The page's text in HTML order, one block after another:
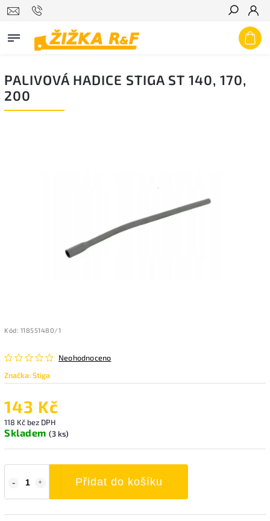
Hledat
PALIVOVÁ HADICE STIGA ST 140, 170,
200
Kód: 118551480/1
Neohodnoceno
Značka:Stiga
143 Kč
118 Kč bez DPH
Skladem (3 ks)
Přidat do košíku